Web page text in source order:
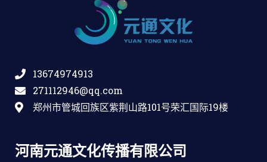
13674974913
271112946@qq.com
郑州市管城回族区紫荆山路101号荣汇国际19楼
河南元通文化传播有限公司